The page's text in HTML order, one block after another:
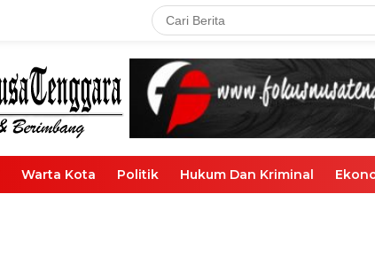
Warta Kota Politik Hukum Dan Kriminal